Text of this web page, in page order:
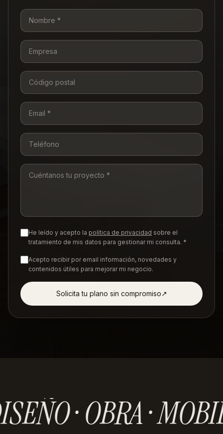
He leído y acepto la política de privacidad sobre el
tratamiento de mis datos para gestionar mi consulta. *
Acepto recibir por email información, novedades y
contenidos útiles para mejorar mi negocio.
Solicita tu plano sin compromiso↗︎
· OBRA ·